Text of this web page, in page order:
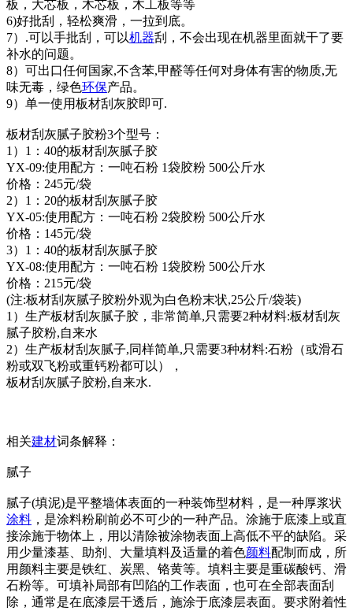
板，大芯板，木芯板，木工板等等
6)好批刮，轻松爽滑，一拉到底。
7）.可以手批刮，可以机器刮，不会出现在机器里面就干了要
补水的问题。
8）可出口任何国家,不含苯,甲醛等任何对身体有害的物质,无
味无毒，绿色环保产品。
9）单一使用板材刮灰胶即可.
板材刮灰腻子胶粉3个型号：
1）1：40的板材刮灰腻子胶
YX-09:使用配方：一吨石粉 1袋胶粉 500公斤水
价格：245元/袋
2）1：20的板材刮灰腻子胶
YX-05:使用配方：一吨石粉 2袋胶粉 500公斤水
价格：145元/袋
3）1：40的板材刮灰腻子胶
YX-08:使用配方：一吨石粉 1袋胶粉 500公斤水
价格：215元/袋
(注:板材刮灰腻子胶粉外观为白色粉末状,25公斤/袋装)
1）生产板材刮灰腻子胶，非常简单,只需要2种材料:板材刮灰
腻子胶粉,自来水
2）生产板材刮灰腻子,同样简单,只需要3种材料:石粉（或滑石
粉或双飞粉或重钙粉都可以），
板材刮灰腻子胶粉,自来水.
相关建材词条解释：
腻子
腻子(填泥)是平整墙体表面的一种装饰型材料，是一种厚浆状
涂料 ，是涂料粉刷前必不可少的一种产品。涂施于底漆上或直
接涂施于物体上，用以清除被涂物表面上高低不平的缺陷。采
用少量漆基、助剂、大量填料及适量的着色颜料配制而成，所
用颜料主要是铁红、炭黑、铬黄等。填料主要是重碳酸钙、滑
石粉等。可填补局部有凹陷的工作表面，也可在全部表面刮
除，通常是在底漆层干透后，施涂于底漆层表面。要求附着性